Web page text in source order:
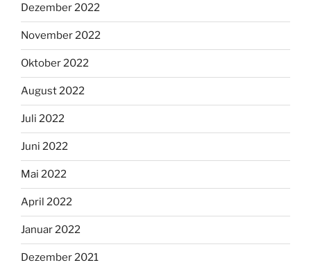
Dezember 2022
November 2022
Oktober 2022
August 2022
Juli 2022
Juni 2022
Mai 2022
April 2022
Januar 2022
Dezember 2021